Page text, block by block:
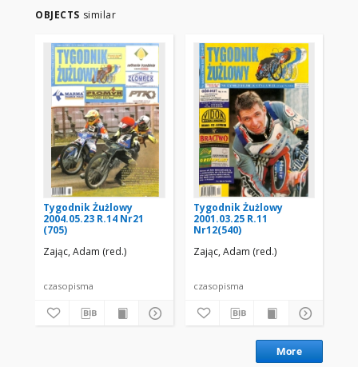
OBJECTS similar
Tygodnik Żużlowy
2004.05.23 R.14 Nr21
(705)
Zając, Adam (red.)
czasopisma
Tygodnik Żużlowy
2001.03.25 R.11
Nr12(540)
Zając, Adam (red.)
czasopisma
More